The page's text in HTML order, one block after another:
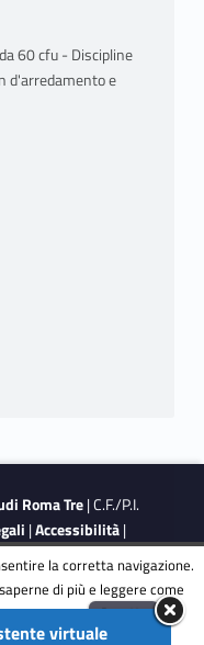
60 cfu - Discipline
d'arredamento e
Roma Tre| C.F./P.I.
|Accessibilità|
di accessibilità
virtuale
the GooglePrivacy
la corretta navigazione.
di più e leggere come
ENG
Accetta